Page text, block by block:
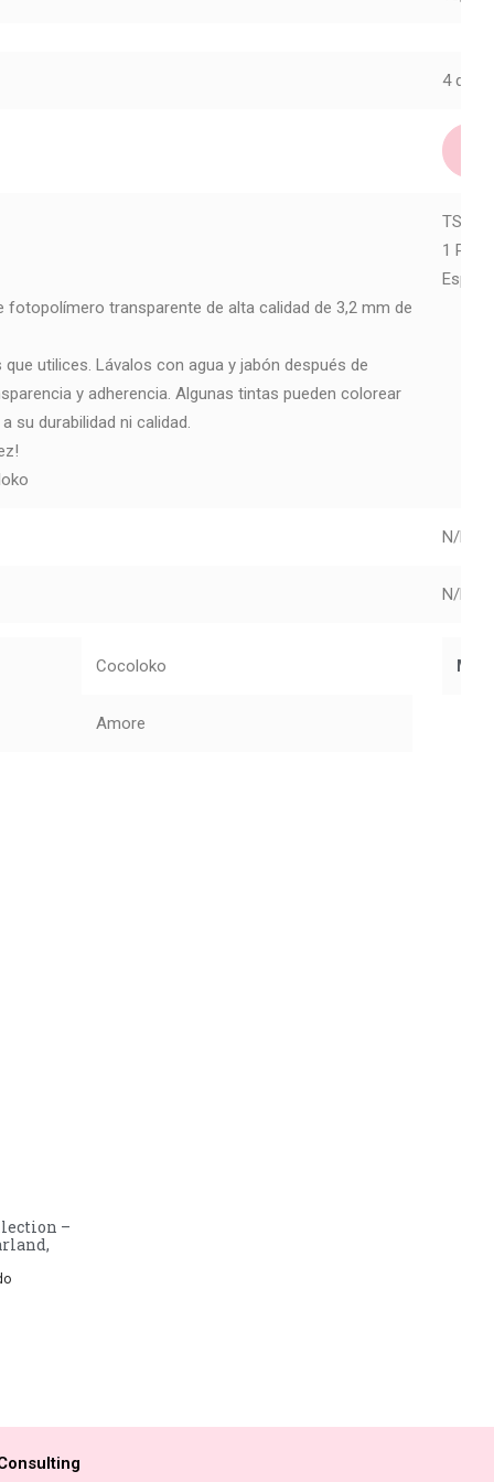
4
transparente de alta calidad de 3,2 mm de
utilices. Lávalos con agua y jabón después de
y adherencia. Algunas tintas pueden colorear
su durabilidad ni calidad.
1
N/D
N/D
Cocoloko
Amore
–